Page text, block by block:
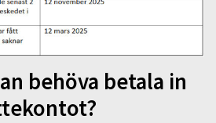
behöva betala in